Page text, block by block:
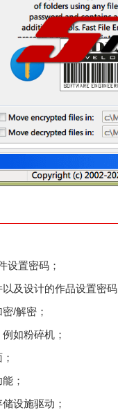
设置密码；
及设计的作品设置密
/解密；
如粉碎机；
；
设施驱动；